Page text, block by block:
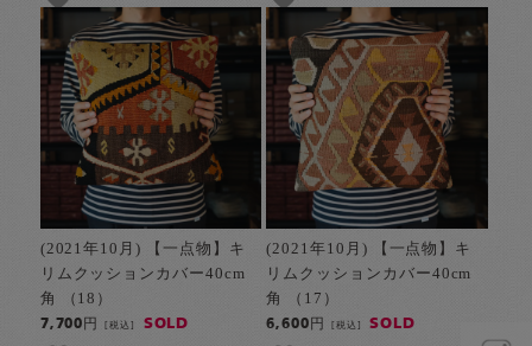
(2021年10月) 【一点物】キ
リムクッションカバー40cm
角 （18）
7,700円[税込] SOLD
(2021年10月) 【一点物】キ
リムクッションカバー40cm
角 （17）
6,600円 [税込] SOLD